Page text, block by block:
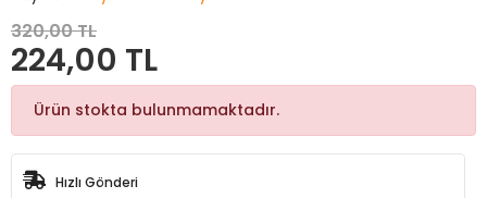
320,00 TL
224,00 TL
Ürün stokta bulunmamaktadır.
Hızlı Gönderi